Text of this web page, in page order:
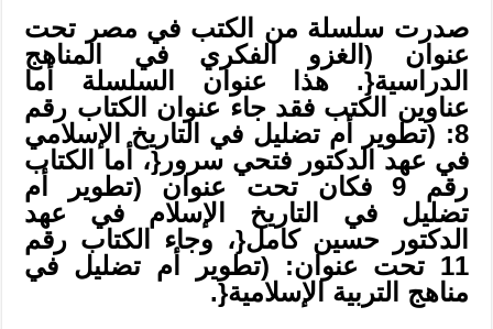
صدرت سلسلة من الكتب في مصر تحت
عنوان (الغزو الفكري في المناهج
الدراسية{. هذا عنوان السلسلة أما
عناوين الكتب فقد جاء عنوان الكتاب رقم
8: (تطوير أم تضليل في التاريخ الإسلامي
في عهد الدكتور فتحي سرور{، أما الكتاب
رقم 9 فكان تحت عنوان (تطوير أم
تضليل في التاريخ الإسلام في عهد
الدكتور حسين كامل{، وجاء الكتاب رقم
11 تحت عنوان: (تطوير أم تضليل في
مناهج التربية الإسلامية{.